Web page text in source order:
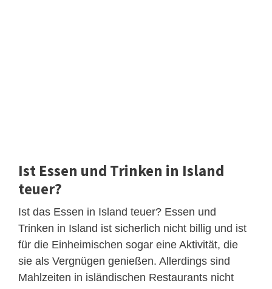
Ist Essen und Trinken in Island
teuer?
Ist das Essen in Island teuer? Essen und
Trinken in Island ist sicherlich nicht billig und ist
für die Einheimischen sogar eine Aktivität, die
sie als Vergnügen genießen. Allerdings sind
Mahlzeiten in isländischen Restaurants nicht